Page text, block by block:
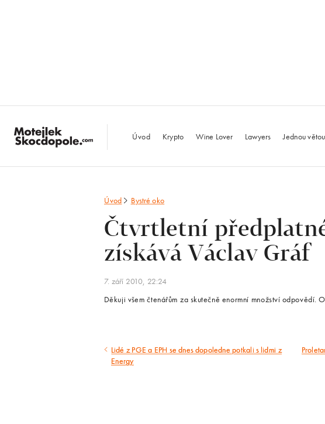
Úvod Krypto Wine Lover Lawyers Jednou větou
Úvod Bystré oko
Čtvrtletní
získává Václav Gráf
7. září 2010, 22:24
Děkuji všem čtenářům za skutečně enormní množství odpovědí.
Předcházející
Lidé z PGE a EPH se dnes dopoledne potkali s lidmi z
Energy